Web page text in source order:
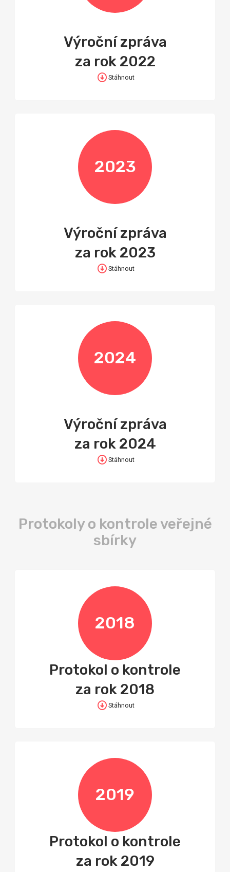
Výroční zpráva
za rok 2022
Stáhnout
2023
Výroční zpráva
za rok 2023
Stáhnout
2024
Výroční zpráva
za rok 2024
Stáhnout
Protokoly o kontrole veřejné
sbírky
2018
Protokol o kontrole
za rok 2018
Stáhnout
2019
Protokol o kontrole
za rok 2019